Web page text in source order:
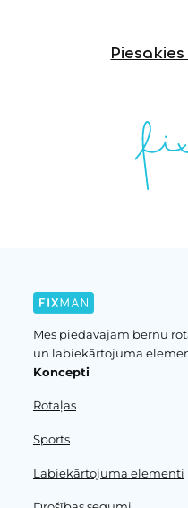
Mēs piedāvājam bērnu
un labiekārtojuma
Koncepti
Rotaļas
Sports
Labiekārtojuma elementi